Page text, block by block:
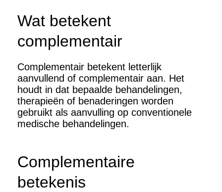
Wat betekent
complementair
Complementair betekent letterlijk
aanvullend of complementair aan. Het
houdt in dat bepaalde behandelingen,
therapieën of benaderingen worden
gebruikt als aanvulling op conventionele
medische behandelingen.
Complementaire
betekenis